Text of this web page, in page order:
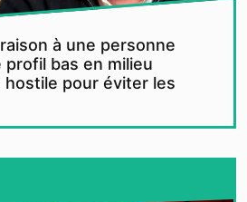
à une personne
bas en milieu
hostile pour éviter les